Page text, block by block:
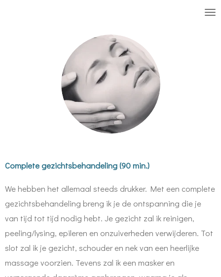
Complete gezichtsbehandeling (90 min.)
We hebben het allemaal steeds drukker. Met een complete
gezichtsbehandeling breng ik je de ontspanning die je
van tijd tot tijd nodig hebt. Je gezicht zal ik reinigen,
peeling/lysing, epileren en onzuiverheden verwijderen. Tot
slot zal ik je gezicht, schouder en nek van een heerlijke
massage voorzien. Tevens zal ik een masker en